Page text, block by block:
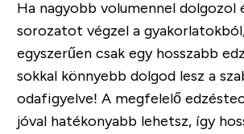
Ha nagyobb volumennel dolgozol
sorozatot végzel a
egyszerűen csak egy hosszabb
sokkal könnyebb dolgod lesz a
odafigyelve! A megfelelő
jóval hatékonyabb lehetsz, így